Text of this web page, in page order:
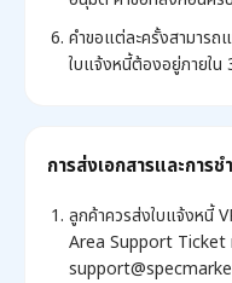
คำขอแต่ละครั้งสามารถ
ใบแจ้งหนี้ต้องอยู่ภายใ
การส่งเอกสารและการช
ลูกค้าควรส่งใบแจ้งหนี้
Area Support Ticket